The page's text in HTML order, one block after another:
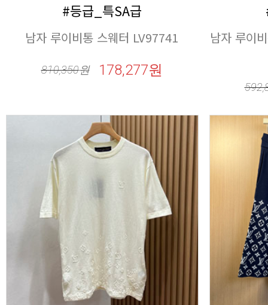
#등급_특SA급
남자 루이비통 스웨터 LV97741
810,350원 178,277원